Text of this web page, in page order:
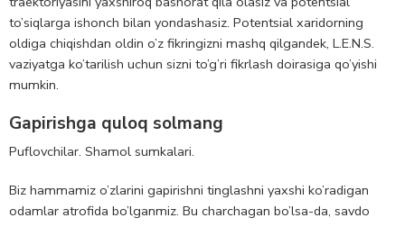
to’siqlarga ishonch bilan yondashasiz. Potentsial xaridorning
oldiga chiqishdan oldin o’z fikringizni mashq qilgandek, L.E.N.S.
vaziyatga ko’tarilish uchun sizni to’g’ri fikrlash doirasiga qo’yishi
mumkin.
Gapirishga quloq solmang
Puflovchilar. Shamol sumkalari.
Biz hammamiz o’zlarini gapirishni tinglashni yaxshi ko’radigan
odamlar atrofida bo’lganmiz. Bu charchagan bo’lsa-da, savdo